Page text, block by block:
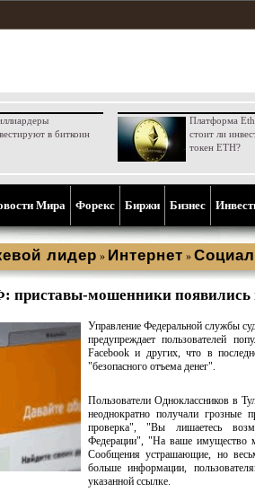
в биткоин
Платформа
стоит ли
токен ETH?
Мира Форекс Биржи Бизнес
лидер » Интернет »
мошенники появились
Управление Федеральной службы
предупреждает пользователей
Facebook и других, что в
"безопасного отъема денег".
Пользователи Одноклассников в
неоднократно получали грозные
проверка", "Вы лишаетесь
Федерации", "На ваше имущество
Сообщения устрашающие, но
больше информации,
указанной ссылке.